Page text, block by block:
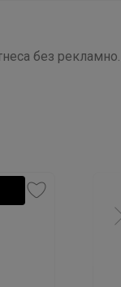
СП465 Правильные